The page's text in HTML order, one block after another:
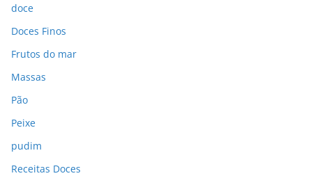
doce
Doces Finos
Frutos do mar
Massas
Pão
Peixe
pudim
Receitas Doces